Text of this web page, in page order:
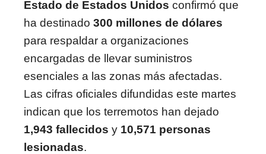
Estado de Estados Unidos confirmó que
ha destinado 300 millones de dólares
para respaldar a organizaciones
encargadas de llevar suministros
esenciales a las zonas más afectadas.
Las cifras oficiales difundidas este martes
indican que los terremotos han dejado
1,943 fallecidos y 10,571 personas
lesionadas.